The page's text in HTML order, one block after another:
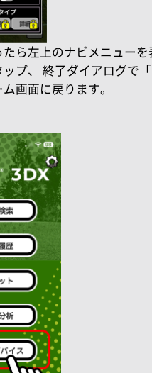
ら左上のナビメニュー
プ、 終了ダイアログで
画面に戻ります。